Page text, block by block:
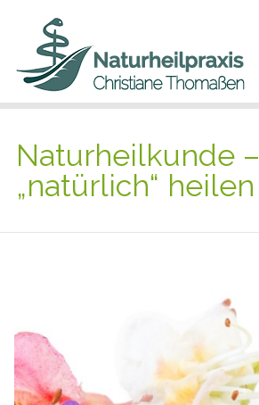
Naturheilkunde –
„natürlich“ heilen